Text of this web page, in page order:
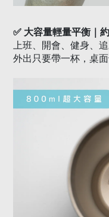
✅ 大容量輕量平衡｜約
上班、開會、健身、
外出只要帶一杯，桌面